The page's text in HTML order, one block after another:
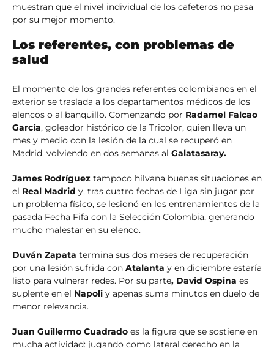
muestran que el nivel individual de los cafeteros no pasa
por su mejor momento.
Los referentes, con problemas de
salud
El momento de los grandes referentes colombianos en el
exterior se traslada a los departamentos médicos de los
elencos o al banquillo. Comenzando por Radamel Falcao
García, goleador histórico de la Tricolor, quien lleva un
mes y medio con la lesión de la cual se recuperó en
Madrid, volviendo en dos semanas al Galatasaray.
James Rodríguez tampoco hilvana buenas situaciones en
el Real Madrid y, tras cuatro fechas de Liga sin jugar por
un problema físico, se lesionó en los entrenamientos de la
pasada Fecha Fifa con la Selección Colombia, generando
mucho malestar en su elenco.
Duván Zapata termina sus dos meses de recuperación
por una lesión sufrida con Atalanta y en diciembre estaría
listo para vulnerar redes. Por su parte, David Ospina es
suplente en el Napoli y apenas suma minutos en duelo de
menor relevancia.
Juan Guillermo Cuadrado es la figura que se sostiene en
mucha actividad: jugando como lateral derecho en la